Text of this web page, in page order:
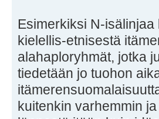
Esimerkiksi N-
kielellis-etnisestä
alahaploryhmät, jotka
tiedetään jo tuohon
kuitenkin varhemmin